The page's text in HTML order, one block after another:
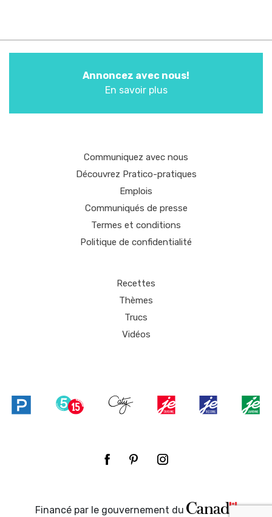
Annoncez avec nous!
En savoir plus
Communiquez avec nous
Découvrez Pratico-pratiques
Emplois
Communiqués de presse
Termes et conditions
Politique de confidentialité
Recettes
Thèmes
Trucs
Vidéos
Financé par le gouvernement du